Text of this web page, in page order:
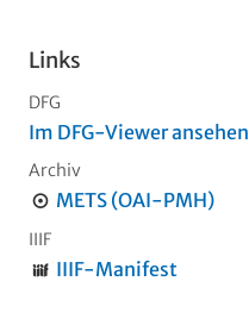
Links
DFG
Im DFG-Viewer ansehen
Archiv
METS (OAI-PMH)
IIIF
IIIF-Manifest